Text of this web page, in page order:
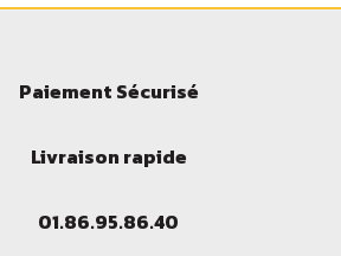
Paiement Sécurisé
Livraison rapide
01.86.95.86.40